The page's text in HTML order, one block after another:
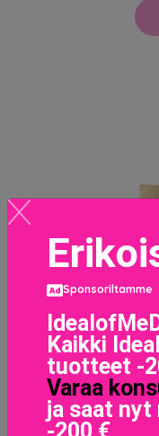
Sponsoriltamme
Kaikki
tuotteet -
Varaa
ja saat nyt
-200 €